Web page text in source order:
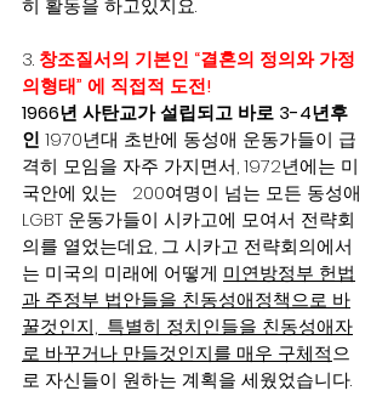
히 활동을 하고있지요.
3. 창조질서의 기본인 “결혼의 정의와 가정
의형태” 에 직접적 도전!
1966년 사탄교가 설립되고 바로 3-4년후
인 1970년대 초반에 동성애 운동가들이 급
격히 모임을 자주 가지면서, 1972년에는 미
국안에 있는   200여명이 넘는 모든 동성애
LGBT 운동가들이 시카고에 모여서 전략회
의를 열었는데요, 그 시카고 전략회의에서
는 미국의 미래에 어떻게 미연방정부 헌법
과 주정부 법안들을 친동성애정책으로 바
꿀것인지,  특별히 정치인들을 친동성애자
로 바꾸거나 만들것인지를 매우 구체적으
로 자신들이 원하는 계획을 세웠었습니다.